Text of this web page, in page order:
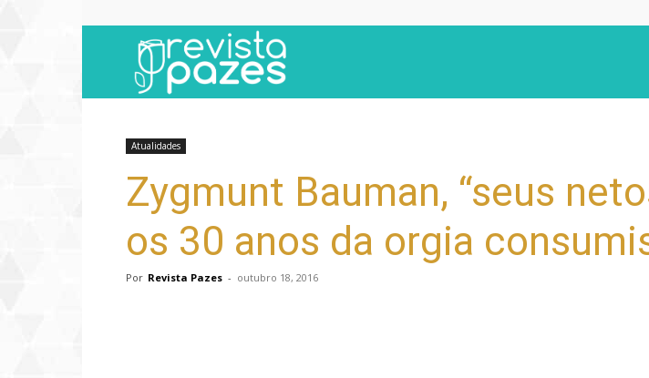
Atualidades
Zygmunt Bauman, “seus
os 30 anos da orgia
Por Revista Pazes - outubro 18, 2016